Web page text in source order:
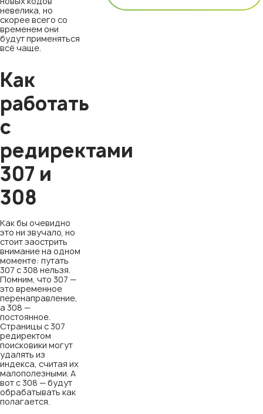
невелика, но
скорее всего со
временем они
будут применяться
всё чаще.
Как
работать
с
редиректами
307 и
308
Как бы очевидно
это ни звучало, но
стоит заострить
внимание на одном
моменте: путать
307 с 308 нельзя.
Помним, что 307 —
это временное
перенаправление,
а 308 —
постоянное.
Страницы с 307
редиректом
поисковики могут
удалять из
индекса, считая их
малополезными. А
вот с 308 — будут
обрабатывать как
полагается.